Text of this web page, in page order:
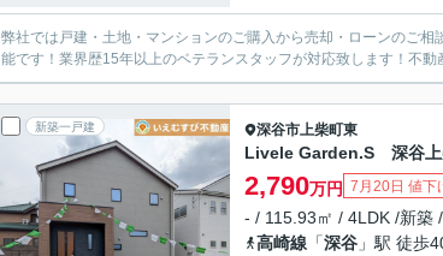
弊社では戸建・土地・マンションのご購入から売却・ローンのご
能です！業界歴15年以上のベテランスタッフが対応致します！不動
新築一戸建 深谷市上柴町東
Livele Garden.S 深谷上
2,790万円 7月20日 値下
- / 115.93㎡ / 4LDK /新築
高崎線 「深谷 」駅 徒歩